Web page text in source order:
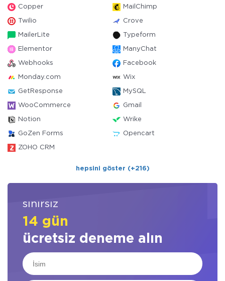
Copper MailChimp
Twilio Crove
MailerLite Typeform
Elementor ManyChat
Webhooks Facebook
Monday.com Wix
GetResponse MySQL
WooCommerce Gmail
Notion Wrike
GoZen Forms Opencart
ZOHO CRM
hepsini göster (+216)
sınırsız
14 gün
ücretsiz deneme alın